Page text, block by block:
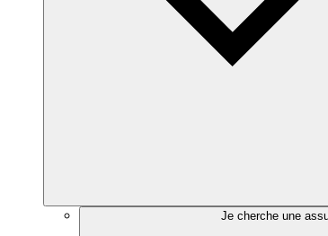
Je cherche une